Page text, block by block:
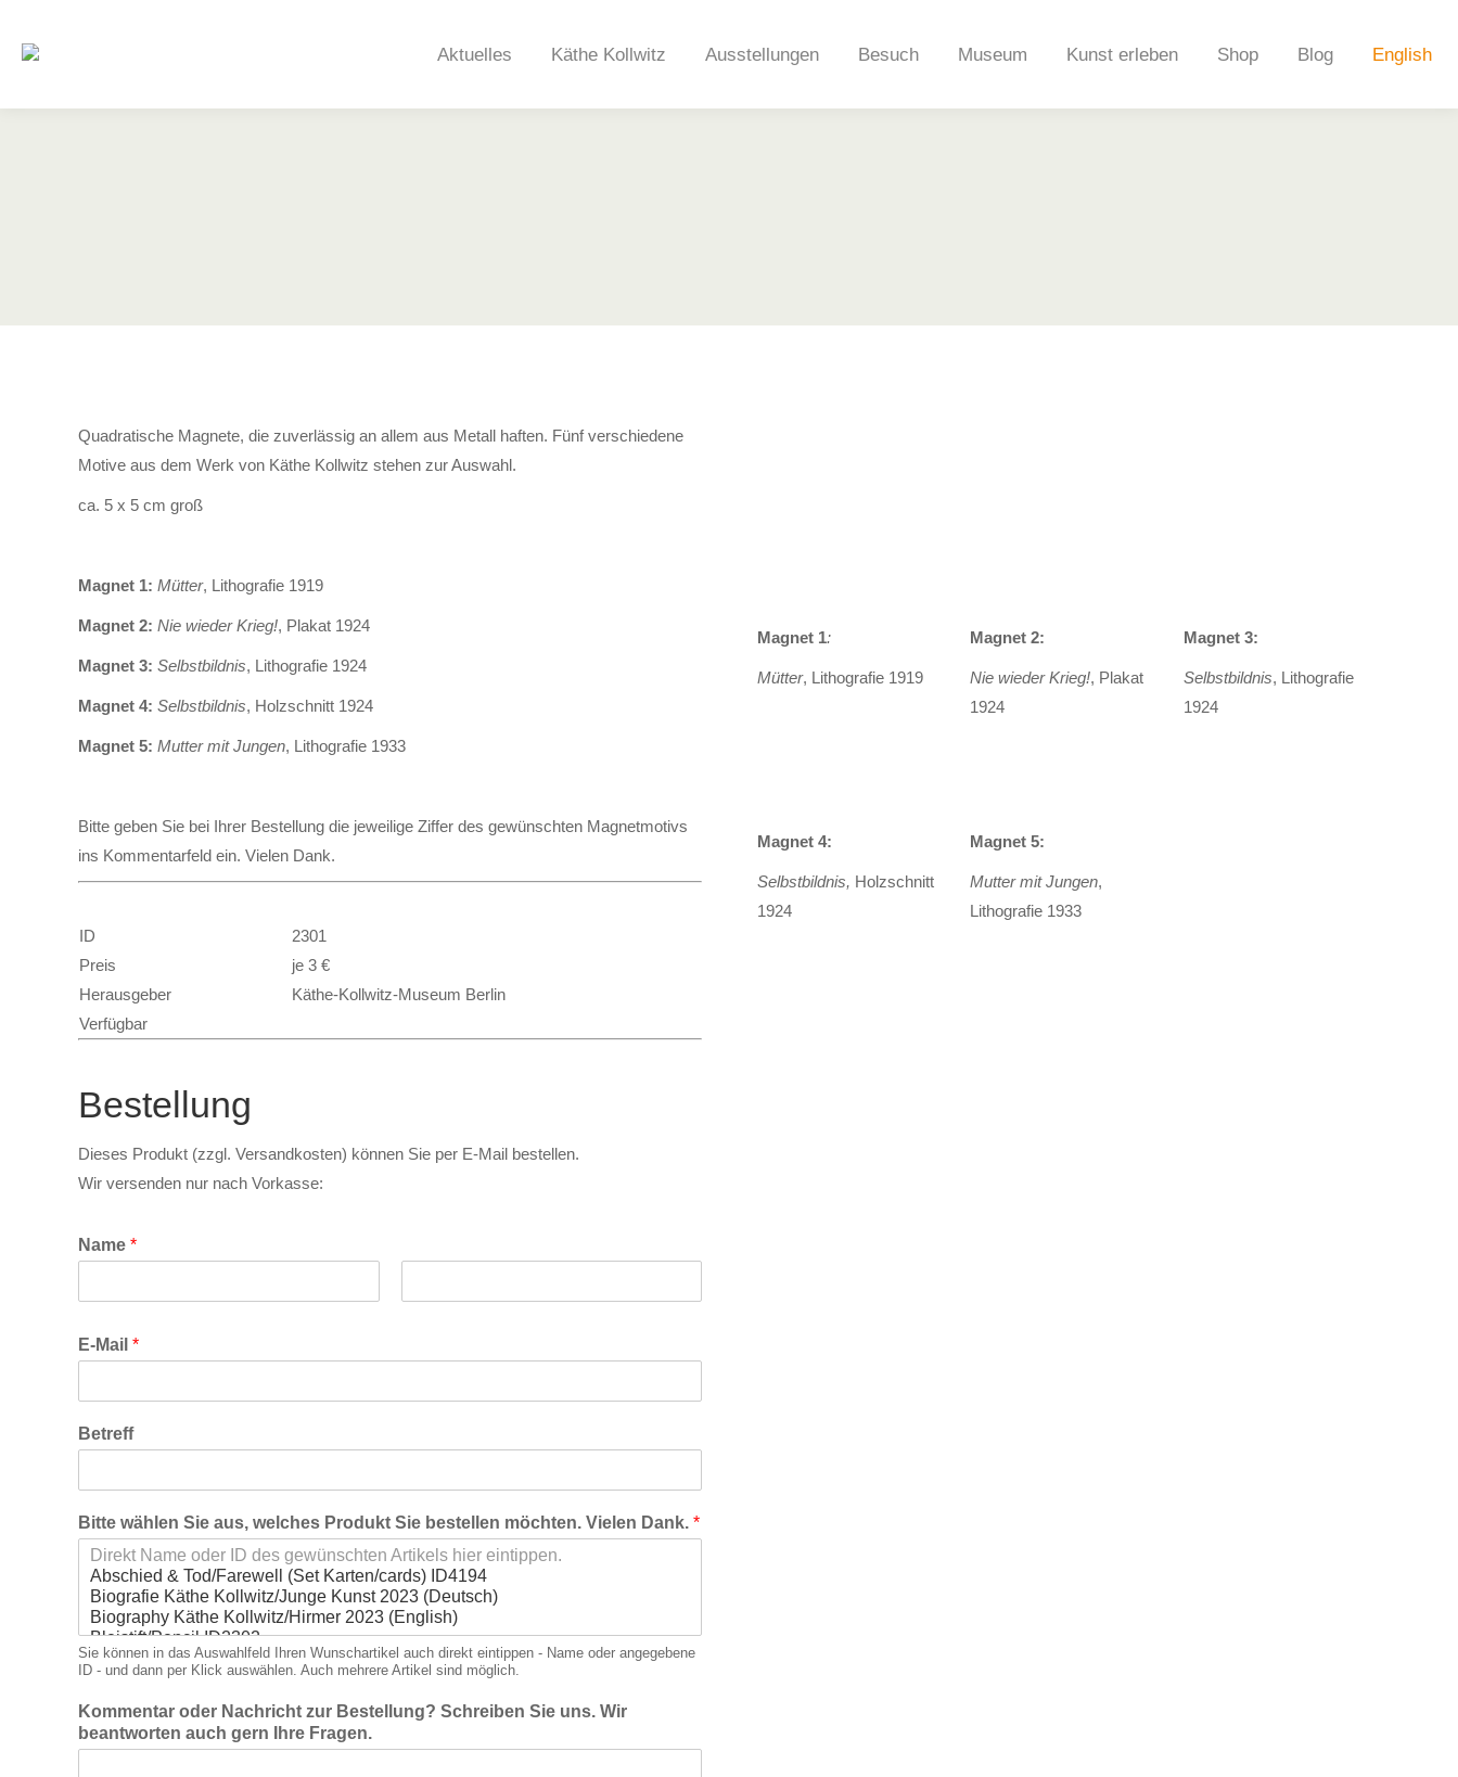
Aktuelles Käthe Kollwitz Ausstellungen Besuch Museum Kunst erleben Shop Blog English
Quadratische Magnete, die zuverlässig an allem aus Metall haften. Fünf verschiedene
Motive aus dem Werk von Käthe Kollwitz stehen zur Auswahl.
ca. 5 x 5 cm groß
Magnet 1: Mütter, Lithografie 1919
Magnet 2: Nie wieder Krieg!, Plakat 1924
Magnet 3: Selbstbildnis, Lithografie 1924
Magnet 4: Selbstbildnis, Holzschnitt 1924
Magnet 5: Mutter mit Jungen, Lithografie 1933
Bitte geben Sie bei Ihrer Bestellung die jeweilige Ziffer des gewünschten Magnetmotivs
ins Kommentarfeld ein. Vielen Dank.
ID
2301
Preis
je 3 €
Herausgeber
Käthe-Kollwitz-Museum Berlin
Verfügbar
Bestellung
Dieses Produkt (zzgl. Versandkosten) können Sie per E-Mail bestellen.
Wir versenden nur nach Vorkasse:
Name *
o
r
m
e
a
E-Mail *
Betreff
Bitte wählen Sie aus, welches Produkt Sie bestellen möchten. Vielen Dank. *
Sie können in das Auswahlfeld Ihren Wunschartikel auch direkt eintippen - Name oder ange­gebene
ID - und dann per Klick auswählen. Auch mehrere Artikel sind möglich.
Kommentar oder Nachricht zur Bestellung? Schreiben Sie uns. Wir
beantworten auch gern Ihre Fragen.
Magnet 1:
Mütter, Lithografie 1919
Magnet 2:
Nie wieder Krieg!, Plakat
1924
Magnet 3:
Selbstbildnis, Lithografie
1924
Magnet 4:
Selbstbildnis, Holzschnitt
1924
Magnet 5:
Mutter mit Jungen,
Lithografie 1933